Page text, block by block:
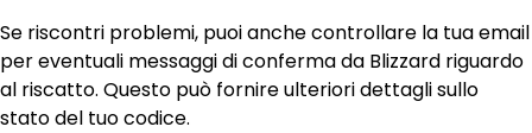
Se riscontri problemi, puoi anche controllare la tua email
per eventuali messaggi di conferma da Blizzard riguardo
al riscatto. Questo può fornire ulteriori dettagli sullo
stato del tuo codice.